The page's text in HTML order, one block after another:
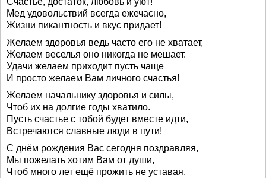
Мед удовольствий всегда ежечасно,
Жизни пикантность и вкус придает!
Желаем здоровья ведь часто его не хватает,
Желаем веселья оно никогда не мешает.
Удачи желаем приходит пусть чаще
И просто желаем Вам личного счастья!
Желаем начальнику здоровья и силы,
Чтоб их на долгие годы хватило.
Пусть счастье с тобой будет вместе идти,
Встречаются славные люди в пути!
С днём рождения Вас сегодня поздравляя,
Мы пожелать хотим Вам от души,
Чтоб много лет ещё прожить не уставая,